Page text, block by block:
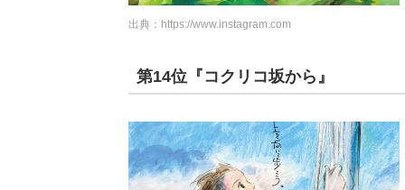
出典： https://www.instagram.com
第14位『コクリコ坂から』